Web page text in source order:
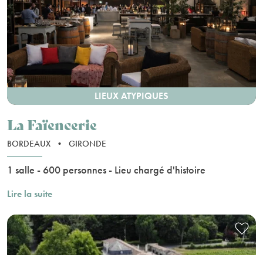
LIEUX ATYPIQUES
La Faïencerie
BORDEAUX • GIRONDE
1 salle - 600 personnes - Lieu chargé d'histoire
Lire la suite